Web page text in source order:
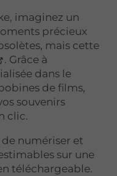
imaginez un
précieux
mais cette
. Grâce à
dans le
de films,
souvenirs
clic.
de numériser et
sur une
téléchargeable.